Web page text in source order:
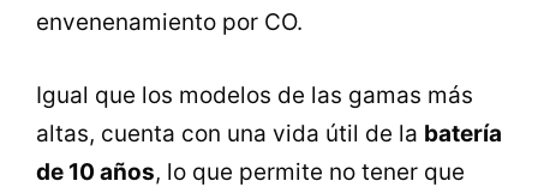
envenenamiento por CO.
Igual que los modelos de las gamas más
altas, cuenta con una vida útil de la batería
de 10 años, lo que permite no tener que